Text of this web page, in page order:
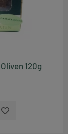
120g